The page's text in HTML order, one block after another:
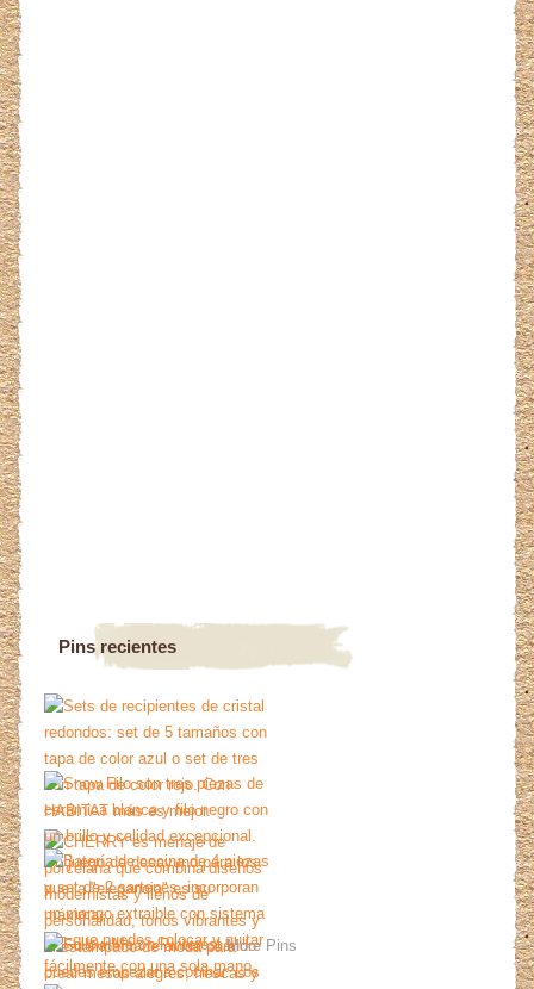
Pins recientes
More Pins